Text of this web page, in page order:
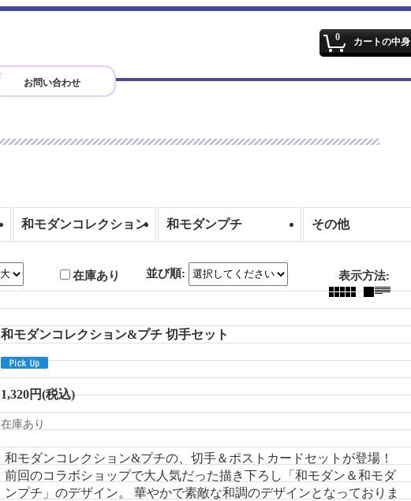
0 カートの中身
お問い合わせ
和モダンコレクション 和モダンプチ その他
在庫あり 並び順: 表示方法:
和モダンコレクション&プチ 切手セット
1,320円(税込)
在庫あり
和モダンコレクション&プチの、切手＆ポストカードセットが登場！
前回のコラボショップで大人気だった描き下ろし「和モダン＆和モダ
ンプチ」のデザイン。 華やかで素敵な和調のデザインとなっておりま